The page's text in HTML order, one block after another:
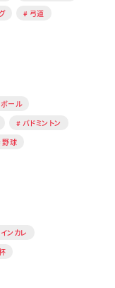
弓道
ール
バドミントン
野球
インカレ